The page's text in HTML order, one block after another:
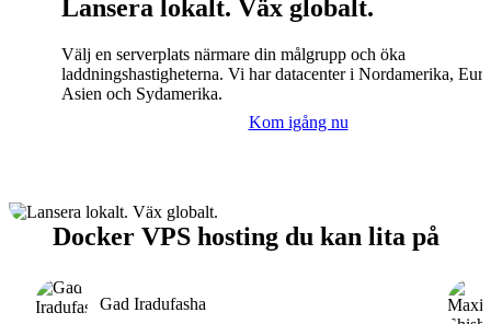
Lansera lokalt. Väx globalt.
Välj en serverplats närmare din målgrupp och öka
laddningshastigheterna. Vi har datacenter i Nordamerika,
Asien och Sydamerika.
Kom igång nu
Docker VPS hosting du kan lita på
Gad Iradufasha